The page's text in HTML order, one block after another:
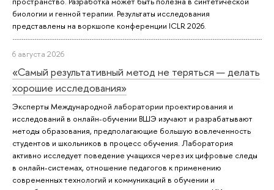
биологии и генной терапии. Результаты исследования
представлены на воркшопе конференции ICLR 2026.
6 августа 2026
«Самый результативный метод не теряться — делать
хорошие исследования»
Эксперты Международной лаборатории проектирования и
исследований в онлайн-обучении ВШЭ изучают и разрабатывают
методы образования, предполагающие большую вовлеченность
студентов и школьников в процесс обучения. Лаборатория
активно исследует поведение учащихся через их цифровые следы
в онлайн-системах, отношение педагогов к применению
современных технологий и коммуникаций в обучении и